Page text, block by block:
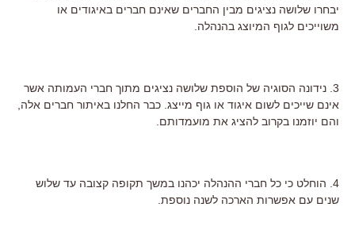
יבחרו שלושה נציגים מבין החברים שאינם חברים באיגודים או
משוייכים לגוף המיוצג בהנהלה.
3. נידונה הסוגיה של הוספת שלושה נציגים מתוך חברי העמותה אשר
אינם שייכים לשום איגוד או גוף מייצג. כבר החלנו באיתור חברים אלה,
והם יוזמנו בקרוב להציג את מועמדותם.
4. הוחלט כי כל חברי ההנהלה יכהנו במשך תקופה קצובה עד שלוש
שנים עם אפשרות הארכה לשנה נוספת.